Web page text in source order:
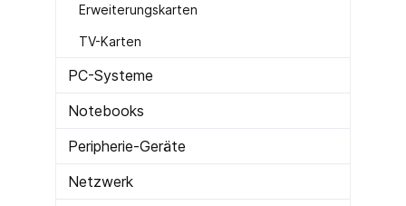
Erweiterungskarten
TV-Karten
PC-Systeme
Notebooks
Peripherie-Geräte
Netzwerk